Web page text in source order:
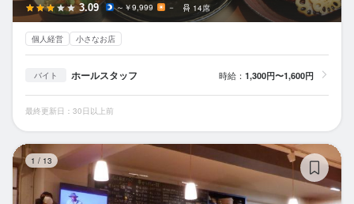
3.09 ～￥9,999 － 14席
個人経営 小さなお店
バイト ホールスタッフ 時給： 1,300円〜1,600円
最終更新日：30日以上前
1 / 13